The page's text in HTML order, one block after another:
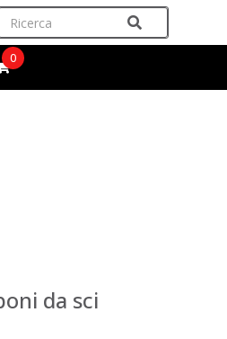
0
da sci